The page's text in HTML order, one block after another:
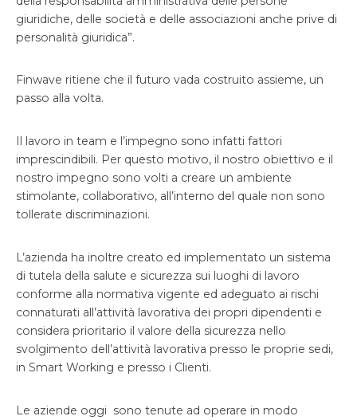
giuridiche, delle società e delle associazioni anche prive di
personalità giuridica”.
Finwave ritiene che il futuro vada costruito assieme, un
passo alla volta.
Il lavoro in team e l’impegno sono infatti fattori
imprescindibili. Per questo motivo, il nostro obiettivo e il
nostro impegno sono volti a creare un ambiente
stimolante, collaborativo, all’interno del quale non sono
tollerate discriminazioni.
L’azienda ha inoltre creato ed implementato un sistema
di tutela della salute e sicurezza sui luoghi di lavoro
conforme alla normativa vigente ed adeguato ai rischi
connaturati all’attività lavorativa dei propri dipendenti e
considera prioritario il valore della sicurezza nello
svolgimento dell’attività lavorativa presso le proprie sedi,
in Smart Working e presso i Clienti.
Le aziende oggi sono tenute ad operare in modo